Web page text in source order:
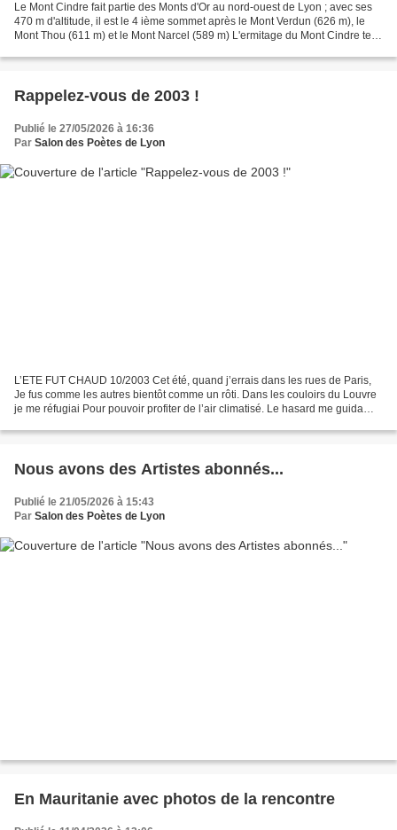
Le Mont Cindre fait partie des Monts d'Or au nord-ouest de Lyon ; avec ses
470 m d'altitude, il est le 4 ième sommet après le Mont Verdun (626 m), le
Mont Thou (611 m) et le Mont Narcel (589 m) L'ermitage du Mont Cindre tel
Rappelez-vous de 2003 !
Publié le 27/05/2026 à 16:36
Par Salon des Poètes de Lyon
L’ETE FUT CHAUD 10/2003 Cet été, quand j’errais dans les rues de Paris,
Je fus comme les autres bientôt comme un rôti. Dans les couloirs du Louvre
je me réfugiai Pour pouvoir profiter de l’air climatisé. Le hasard me guida
Nous avons des Artistes abonnés...
Publié le 21/05/2026 à 15:43
Par Salon des Poètes de Lyon
En Mauritanie avec photos de la rencontre